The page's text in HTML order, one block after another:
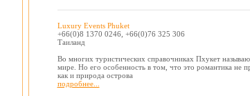
Luxury Events Phuket
+66(0)8 1370 0246, +66(0)76 325 306
Таиланд
Во многих туристических справочниках Пхукет
мире. Но его особенность в том, что это романтика не
как и природа острова
подробнее...